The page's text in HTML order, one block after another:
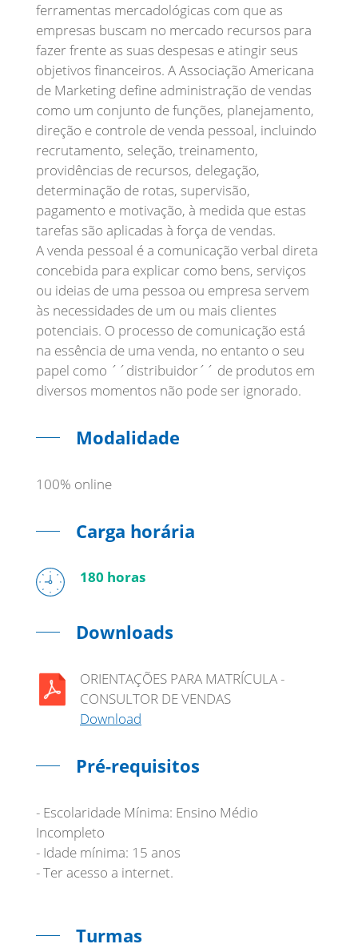
ferramentas mercadológicas com que as
empresas buscam no mercado recursos para
fazer frente as suas despesas e atingir seus
objetivos financeiros. A Associação Americana
de Marketing define administração de vendas
como um conjunto de funções, planejamento,
direção e controle de venda pessoal, incluindo
recrutamento, seleção, treinamento,
providências de recursos, delegação,
determinação de rotas, supervisão,
pagamento e motivação, à medida que estas
tarefas são aplicadas à força de vendas.
A venda pessoal é a comunicação verbal direta
concebida para explicar como bens, serviços
ou ideias de uma pessoa ou empresa servem
às necessidades de um ou mais clientes
potenciais. O processo de comunicação está
na essência de uma venda, no entanto o seu
papel como ´´distribuidor´´ de produtos em
Modalidade
100% online
Carga horária
180 horas
Downloads
ORIENTAÇÕES PARA MATRÍCULA -
CONSULTOR DE VENDAS
Download
Pré-requisitos
- Escolaridade Mínima: Ensino Médio
Incompleto
- Idade mínima: 15 anos
- Ter acesso a internet.
Turmas